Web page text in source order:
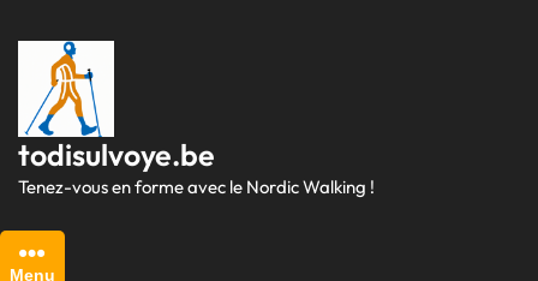
au
contenu
todisulvoye.be
Tenez-vous en forme avec le Nordic Walking !
Menu